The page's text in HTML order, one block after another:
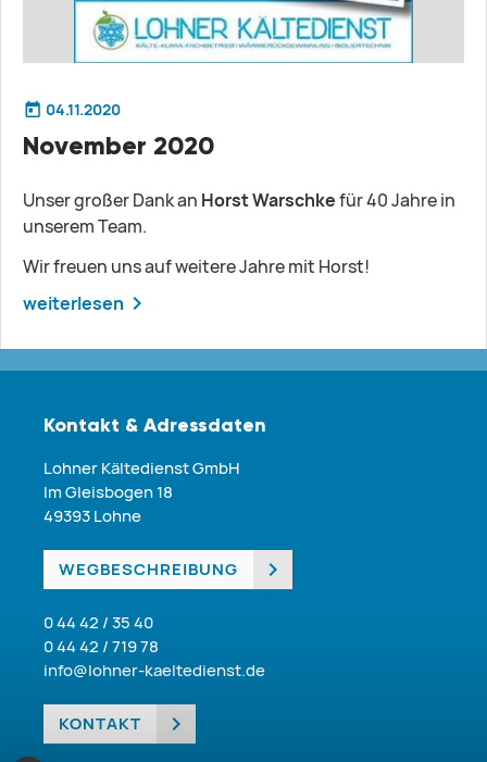
04.11.2020
November 2020
Unser großer Dank an Horst Warschkefür 40 Jahre in
unserem Team.
Wir freuen uns auf weitere Jahre mit Horst!
weiterlesen
Kontakt & Adressdaten
Lohner Kältedienst GmbH
Im Gleisbogen 18
49393 Lohne
WEGBESCHREIBUNG
0 44 42 / 35 40
0 44 42 / 719 78
info@lohner-kaeltedienst.de
KONTAKT